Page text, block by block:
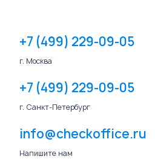
+7 (499) 229-09-05
г. Москва
+7 (499) 229-09-05
г. Санкт-Петербург
info@checkoffice.ru
Напишите нам